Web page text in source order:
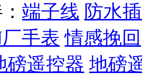
端子线 防水
手表 情感挽回
磅遥控器 地磅